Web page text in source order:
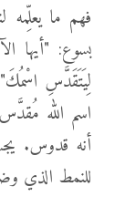
فهم ما
بسوع: "أيها
لِيَتَقَدَّسِ
اسم الله
أنه قدوس.
للنمط الذي